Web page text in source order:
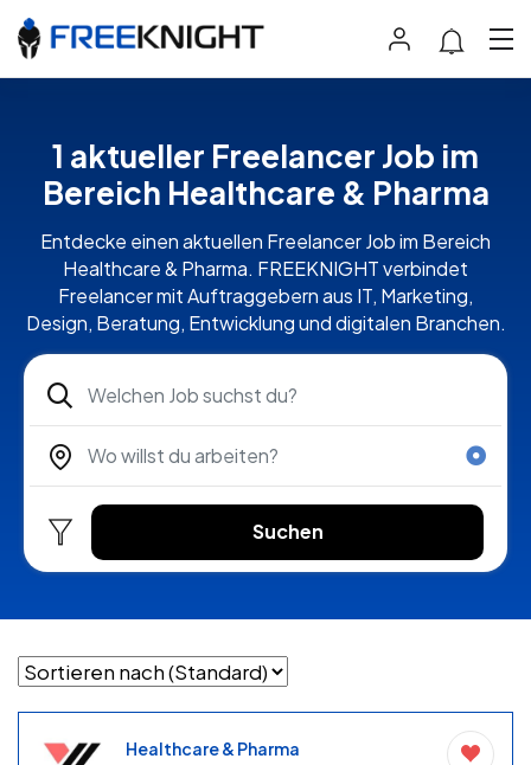
1 aktueller Freelancer Job im
Bereich Healthcare & Pharma
Entdecke einen aktuellen Freelancer Job im Bereich
Healthcare & Pharma. FREEKNIGHT verbindet
Freelancer mit Auftraggebern aus IT, Marketing,
Design, Beratung, Entwicklung und digitalen Branchen.
Suchen
Healthcare & Pharma